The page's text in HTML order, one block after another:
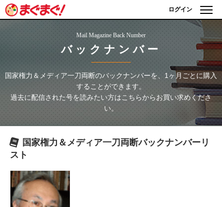
ログイン
Mail Magazine Back Number
バックナンバー
国家権力＆メディア一刀両断のバックナンバーを、1ヶ月ごとに購入
することができます。
過去に配信された号を読みたい方はこちらからお買い求めくださ
い。
国家権力＆メディア一刀両断バックナンバーリ
スト